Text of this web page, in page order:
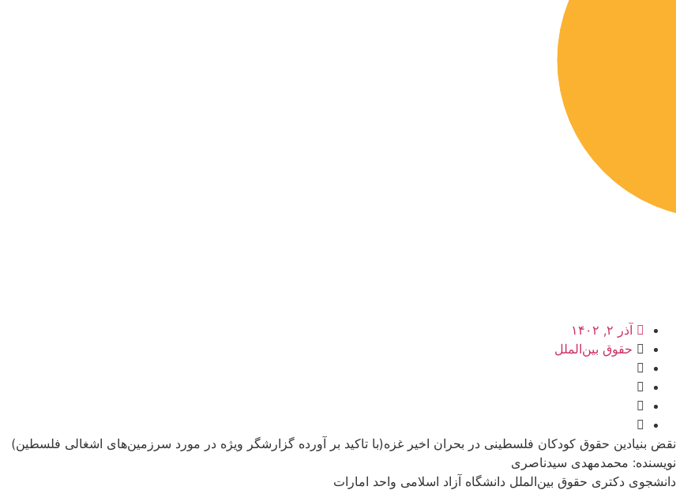
آذر ۲, ۱۴۰۲
حقوق بین‌الملل
نقض بنیادین حقوق کودکان فلسطینی در بحران اخیر غزه(با تاکید بر آورده گزارشگر ویژه در مورد سرزمین‌های اشغالی فلسطین)
نویسنده:‌ محمدمهدی سیدناصری
دانشجوی دکتری‌ حقوق بین‌الملل دانشگاه آزاد اسلامی‌ واحد امارات